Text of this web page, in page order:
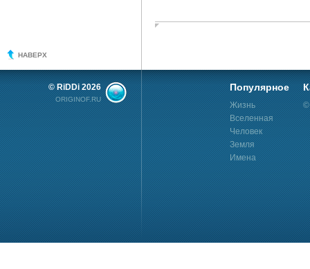
НАВЕРХ
© RiDDi 2026
ORIGINOF.RU
Популярное
Жизнь
Вселенная
Человек
Земля
Имена
©